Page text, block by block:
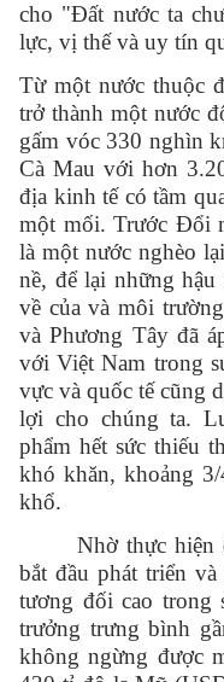
cho "Đất nước ta
lực, vị thế và uy tín
Từ một nước thuộc
trở thành một nước
gấm vóc 330 nghìn
Cà Mau với hơn
địa kinh tế có tầm
một mối. Trước Đổi
là một nước nghèo
nề, để lại những
về của và môi
và Phương Tây đã
với Việt Nam trong
vực và quốc tế cũng
lợi cho chúng ta.
phẩm hết sức thiếu
khó khăn, khoảng
khổ.
Nhờ thực
bắt đầu phát triển
tương đối cao trong
trưởng trưng bình
không ngừng được